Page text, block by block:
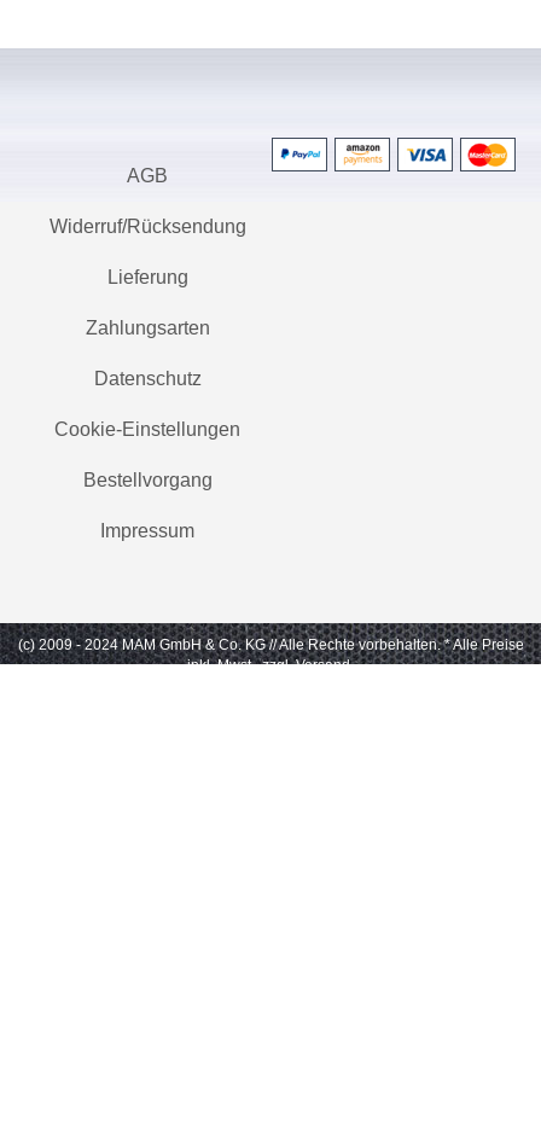
AGB
Widerruf/Rücksendung
Lieferung
Zahlungsarten
Datenschutz
Cookie-Einstellungen
Bestellvorgang
Impressum
(c) 2009 - 2024 MAM GmbH & Co. KG // Alle Rechte vorbehalten. * Alle Preise
inkl. Mwst., zzgl. Versand.